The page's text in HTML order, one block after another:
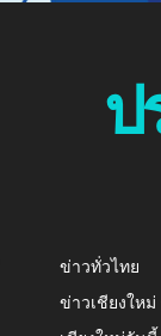
ป
ข่าวทั่วไทย
ข่าวเชียงให